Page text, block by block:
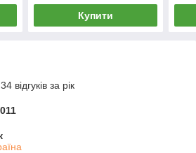
Купити
відгуків за рік